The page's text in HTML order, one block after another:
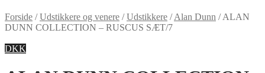
Forside /Udstikkere og venere /Udstikkere /Alan Dunn /ALAN
DUNN COLLECTION – RUSCUS SÆT/7
DKK